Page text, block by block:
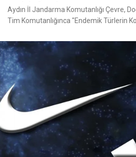
Aydın İl Jandarma Komutanlığı Çevre,
Tim Komutanlığınca "Endemik Türlerin